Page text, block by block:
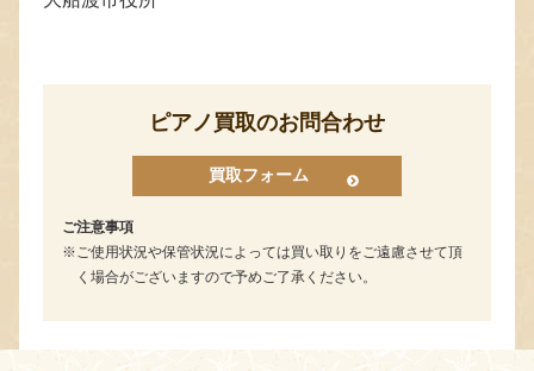
ピアノ買取のお問合わせ
買取フォーム
ご注意事項
ご使用状況や保管状況によっては買い取りをご遠慮させて頂
く場合がございますので予めご了承ください。